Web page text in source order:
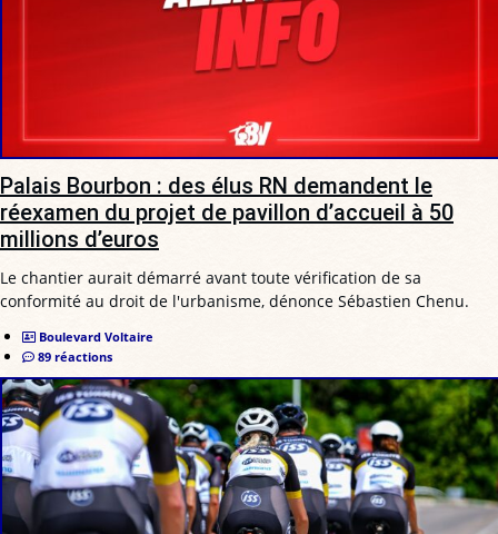
Palais Bourbon : des élus RN demandent le
réexamen du projet de pavillon d’accueil à 50
millions d’euros
Le chantier aurait démarré avant toute vérification de sa
conformité au droit de l'urbanisme, dénonce Sébastien Chenu.
Boulevard Voltaire
89 réactions